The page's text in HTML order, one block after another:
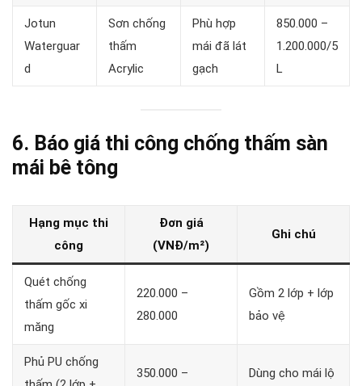
Jotun
Waterguar
d
Sơn chống
thấm
Acrylic
Phù hợp
mái đã lát
gạch
850.000 –
1.200.000/5
L
6. Báo giá thi công chống thấm sàn
mái bê tông
Hạng mục thi
công
Đơn giá
(VNĐ/m²)
Ghi chú
Quét chống
thấm gốc xi
măng
220.000 –
280.000
Gồm 2 lớp + lớp
bảo vệ
Phủ PU chống
350.000 –
Dùng cho mái lộ